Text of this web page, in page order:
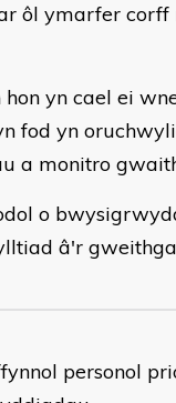
ôl ymarfer corff
yn cael ei
fod yn
a monitro
o
â'r
personol